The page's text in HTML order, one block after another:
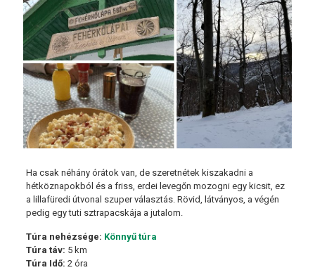
Ha csak néhány órátok van, de szeretnétek kiszakadni a
hétköznapokból és a friss, erdei levegőn mozogni egy kicsit, ez
a lillafüredi útvonal szuper választás. Rövid, látványos, a végén
pedig egy tuti sztrapacskája a jutalom.
Túra nehézsége: Könnyű túra
Túra táv: 5 km
Túra Idő: 2 óra